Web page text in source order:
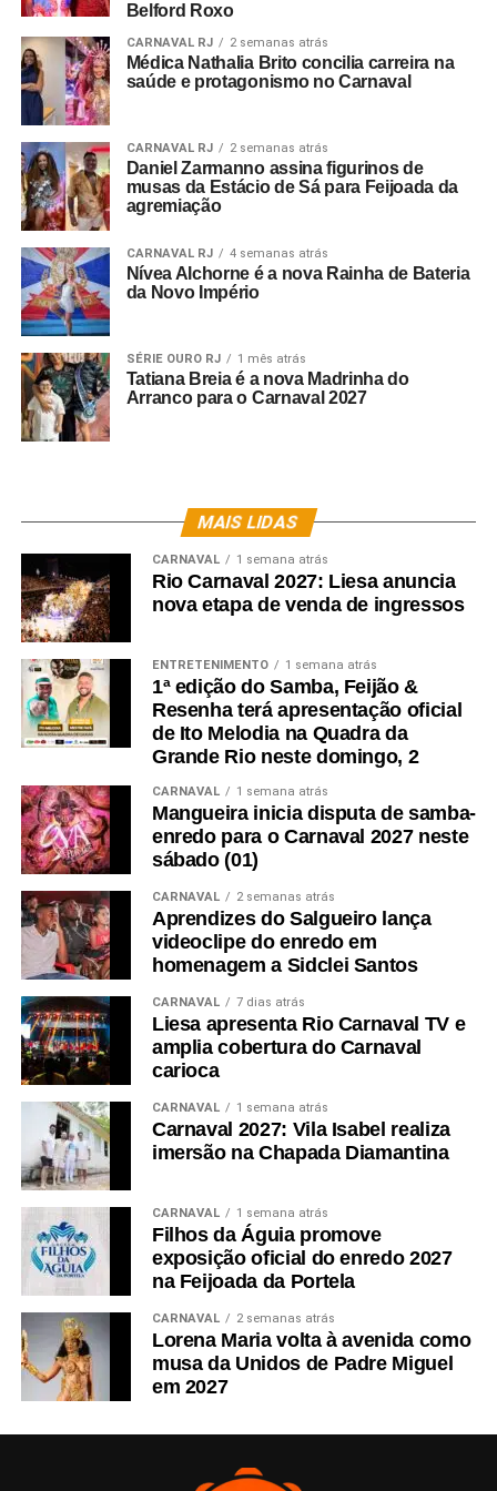
Convidada: Paraíso do Tuiuti
Data: 09/10/2022
Horário: 13 às 22h
Valor: R$ 5,00 ou 1k de alimento não-perecível
Classificação Livre
Belford Roxo
CARNAVAL RJ 2 semanas atrás
Médica Nathalia Brito concilia carreira na
saúde e protagonismo no Carnaval
CARNAVAL RJ 2 semanas atrás
Daniel Zarmanno assina figurinos de
musas da Estácio de Sá para Feijoada da
agremiação
CARNAVAL RJ 4 semanas atrás
Nívea Alchorne é a nova Rainha de Bateria
da Novo Império
SÉRIE OURO RJ 1 mês atrás
Tatiana Breia é a nova Madrinha do
Arranco para o Carnaval 2027
MAIS LIDAS
CARNAVAL 1 semana atrás
Rio Carnaval 2027: Liesa anuncia
nova etapa de venda de ingressos
ENTRETENIMENTO 1 semana atrás
1ª edição do Samba, Feijão &
Resenha terá apresentação oficial
de Ito Melodia na Quadra da
Grande Rio neste domingo, 2
CARNAVAL 1 semana atrás
Mangueira inicia disputa de samba-
enredo para o Carnaval 2027 neste
sábado (01)
CARNAVAL 2 semanas atrás
Aprendizes do Salgueiro lança
videoclipe do enredo em
homenagem a Sidclei Santos
CARNAVAL 7 dias atrás
Liesa apresenta Rio Carnaval TV e
amplia cobertura do Carnaval
carioca
CARNAVAL 1 semana atrás
Carnaval 2027: Vila Isabel realiza
imersão na Chapada Diamantina
CARNAVAL 1 semana atrás
Filhos da Águia promove
exposição oficial do enredo 2027
na Feijoada da Portela
CARNAVAL 2 semanas atrás
Lorena Maria volta à avenida como
musa da Unidos de Padre Miguel
em 2027